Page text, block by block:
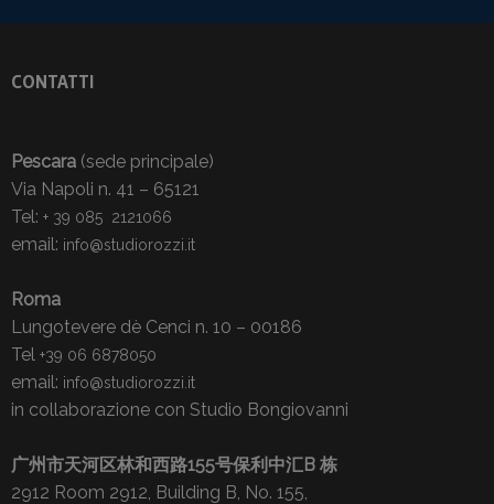
CONTATTI
Pescara (sede principale)
Via Napoli n. 41 – 65121
Tel: + 39 085 2121066
email: info@studiorozzi.it
Roma
Lungotevere dè Cenci n. 10 – 00186
Tel +39 06 6878050
email: info@studiorozzi.it
in collaborazione con Studio Bongiovanni
广州市天河区林和西路155号保利中汇B 栋
2912 Room 2912, Building B, No. 155,